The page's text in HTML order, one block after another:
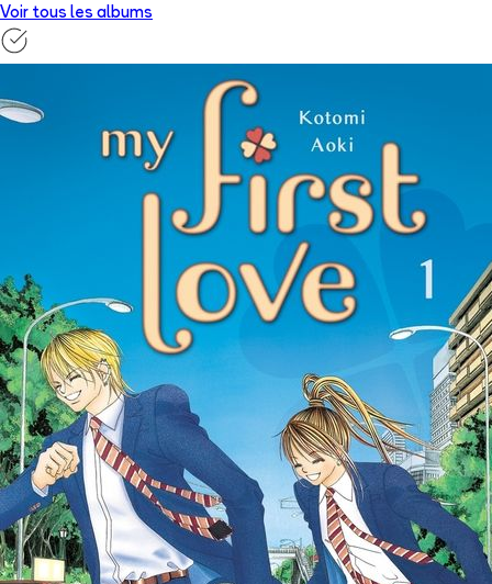
Voir tous les albums